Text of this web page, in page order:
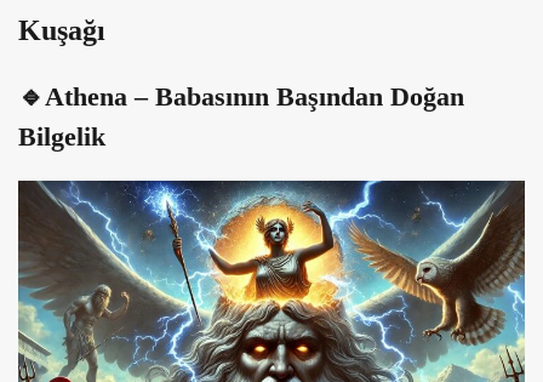
Kuşağı
🔹Athena – Babasının Başından Doğan
Bilgelik